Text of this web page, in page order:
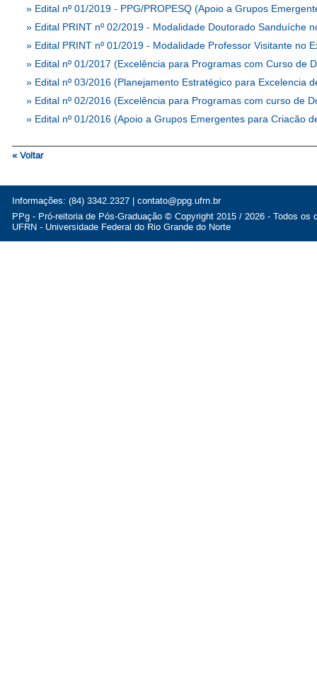
» Edital nº 01/2019 - PPG/PROPESQ (Apoio a Grupos
» Edital PRINT nº 02/2019 - Modalidade Doutorado Sanduíche
» Edital PRINT nº 01/2019 - Modalidade Professor Visitante no
» Edital nº 01/2017 (Excelência para Programas com Curso de
» Edital nº 03/2016 (Planejamento Estratégico para Excelencia
» Edital nº 02/2016 (Excelência para Programas com curso de
» Edital nº 01/2016 (Apoio a Grupos Emergentes para Criacão
« Voltar
Informações: (84) 3342.2327 | contato@ppg.ufrn.br
PPg - Pró-reitoria de Pós-Graduação © Copyright 2015 / 2026 - Todos os
UFRN - Universidade Federal do Rio Grande do Norte